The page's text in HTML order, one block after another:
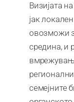
Визијата
јак
овозможи
средина, и
семејните